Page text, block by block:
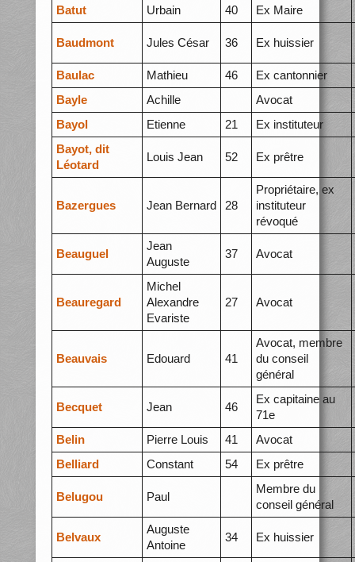
Batut
Urbain 40 Ex Maire
Baudmont Jules César 36 Ex huissier
Baulac Mathieu 46
Ex cantonnier
Bayle
Achille
Avocat
Bayol
Etienne 21
Ex instituteur
Bayot, dit
Léotard
Louis Jean 52 Ex prêtre
Bazergues Jean Bernard 28
Propriétaire, ex
instituteur
révoqué
Beauguel
Jean
Auguste
37 Avocat
Beauregard
Michel
Alexandre
Evariste
27 Avocat
Beauvais Edouard 41
Avocat, membre
du conseil
général
Becquet Jean 46
Ex capitaine au
71e
Belin
Pierre Louis 41
Avocat
Belliard
Constant 54 Ex prêtre
Belugou Paul
Membre du
conseil général
Belvaux
Auguste
Antoine
34 Ex huissier